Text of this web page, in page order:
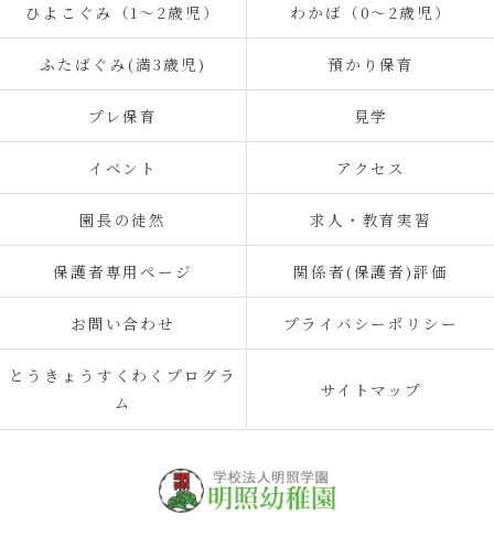
ひよこぐみ（1〜2歳児） わかば（0～2歳児）
ふたばぐみ(満3歳児) 預かり保育
プレ保育 見学
イベント アクセス
園長の徒然 求人・教育実習
保護者専用ページ 関係者(保護者)評価
お問い合わせ プライバシーポリシー
とうきょうすくわくプログラ
ム
サイトマップ